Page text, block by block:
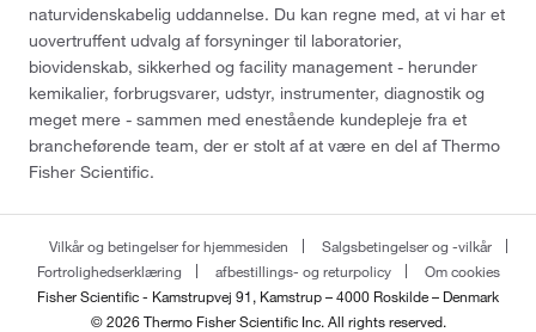
naturvidenskabelig uddannelse. Du kan regne med, at vi har et
uovertruffent udvalg af forsyninger til laboratorier,
biovidenskab, sikkerhed og facility management - herunder
kemikalier, forbrugsvarer, udstyr, instrumenter, diagnostik og
meget mere - sammen med enestående kundepleje fra et
brancheførende team, der er stolt af at være en del af Thermo
Fisher Scientific.
Vilkår og betingelser for hjemmesiden
Salgsbetingelser og -vilkår
Fortrolighedserklæring
afbestillings- og returpolicy
Om cookies
Fisher Scientific - Kamstrupvej 91, Kamstrup – 4000 Roskilde – Denmark
© 2026 Thermo Fisher Scientific Inc. All rights reserved.